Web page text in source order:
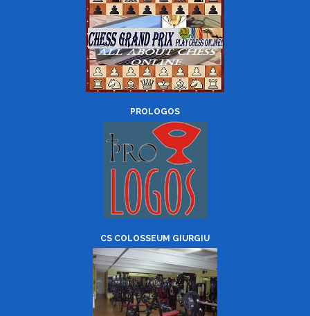
PROLOGOS
CS COLOSSEUM GIURGIU